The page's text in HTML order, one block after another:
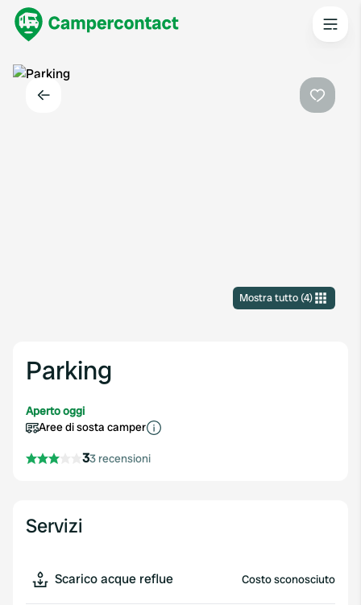
Mostra tutto(4)
Parking
Aperto oggi
Aree di sosta camper
33 recensioni
Servizi
Scarico acque reflue Costo sconosciuto